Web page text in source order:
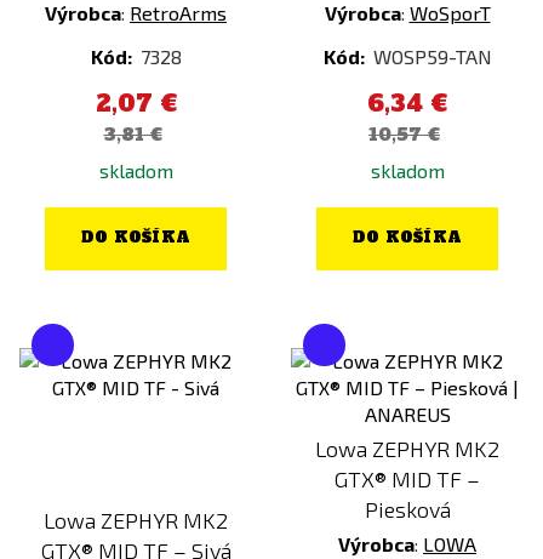
Nimrod
NITE IZE
NO NAME
Northeast
NOVRITSCH
PDI
Peltor
Primal Gear
Žltá
Výrobca: RetroArms
Kód: 7328
2,07 €
3,81 €
skladom
DO KOŠÍKA
Výrobca: WoSporT
Kód: WOSP59-TAN
6,34 €
10,57 €
skladom
DO KOŠÍKA
Lowa ZEPHYR MK2
GTX® MID TF – Sivá
Lowa ZEPHYR MK2
GTX® MID TF –
Piesková
Výrobca: LOWA